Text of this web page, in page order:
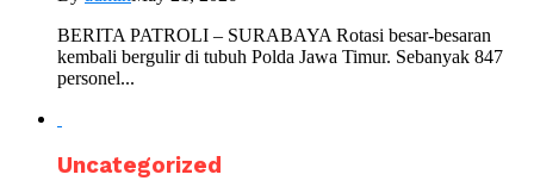
BERITA PATROLI – SURABAYA Rotasi besar-besaran
kembali bergulir di tubuh Polda Jawa Timur. Sebanyak 847
personel...
Uncategorized